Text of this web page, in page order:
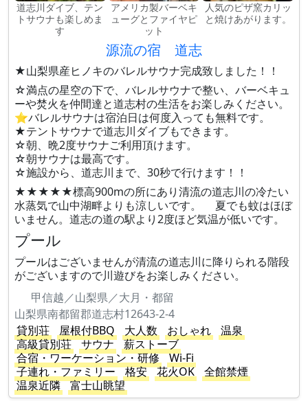
道志川ダイブ、テン
トサウナも楽しめま
す
アメリカ製バーベキ
ューグとファイヤピ
ット
人気のピザ窯カリッ
と焼けあがります。
源流の宿 道志
★山梨県産ヒノキのバレルサウナ完成致しました！！
☆満点の星空の下で、バレルサウナで整い、バーベキュ
ーや焚火を仲間達と道志村の生活をお楽しみください。
⭐️バレルサウナは宿泊日は何度入っても無料です。
★テントサウナで道志川ダイブもできます。
☆朝、晩2度サウナご利用頂けます。
☆朝サウナは最高です。
☆施設から、道志川まで、30秒で行けます！！
★★★★★標高900mの所にあり清流の道志川の冷たい
水蒸気で山中湖畔よりも涼しいです。 夏でも蚊はほぼ
いません。道志の道の駅より2度ほど気温が低いです。
プール
プールはございませんが清流の道志川に降りられる階段
がございますので川遊びをお楽しみください。
甲信越／山梨県／大月・都留
山梨県南都留郡道志村12643-2-4
貸別荘
屋根付BBQ 大人数 おしゃれ
温泉
高級貸別荘
サウナ
薪ストーブ
合宿・ワーケーション・研修
Wi-Fi
子連れ・ファミリー
格安 花火OK
全館禁煙
温泉近隣
富士山眺望